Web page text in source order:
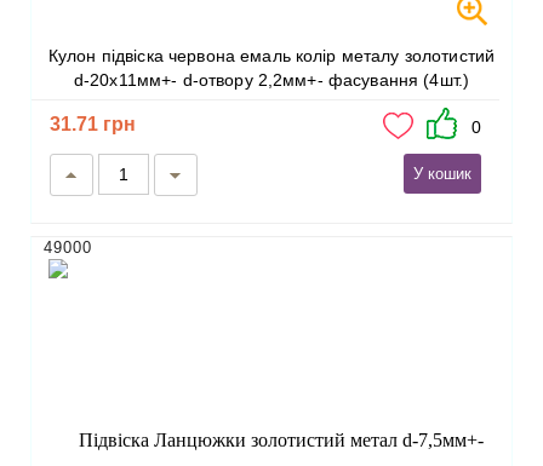
Кулон підвіска червона емаль колір металу золотистий
d-20х11мм+- d-отвору 2,2мм+- фасування (4шт.)
31.71 грн 0
У кошик
49000